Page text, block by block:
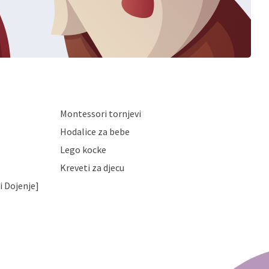
Montessori tornjevi
Hodalice za bebe
Lego kocke
Kreveti za djecu
Dojenje]